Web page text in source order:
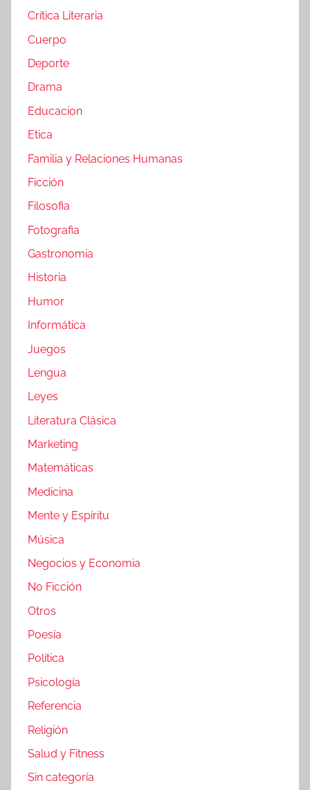
Crítica Literaria
Cuerpo
Deporte
Drama
Educacion
Etica
Familia y Relaciones Humanas
Ficción
Filosofia
Fotografia
Gastronomia
Historia
Humor
Informática
Juegos
Lengua
Leyes
Literatura Clásica
Marketing
Matemáticas
Medicina
Mente y Espíritu
Música
Negocios y Economia
No Ficción
Otros
Poesía
Política
Psicología
Referencia
Religión
Salud y Fitness
Sin categoría